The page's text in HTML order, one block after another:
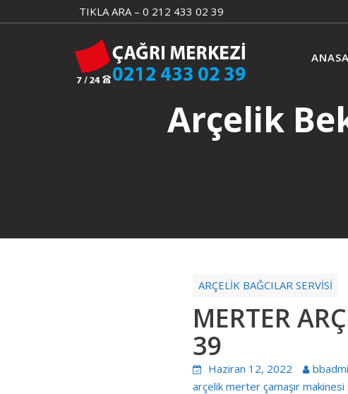
to
TIKLA ARA – 0 212 433 02 39
Arçelik
ARÇELİK BAĞCILAR SERVİSİ
MERTER
39
Haziran 12, 2022
arçelik merter çamaşır